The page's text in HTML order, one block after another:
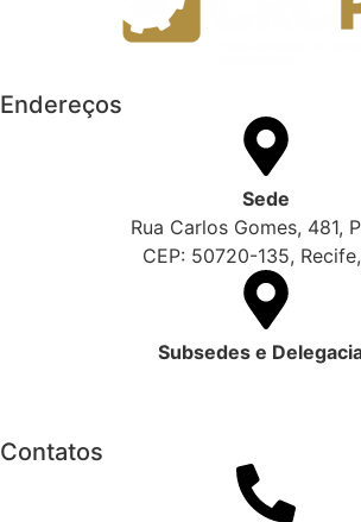
Endereços
Sede
Rua Carlos Gomes, 481,
CEP: 50720-135,
Subsedes e
Contatos